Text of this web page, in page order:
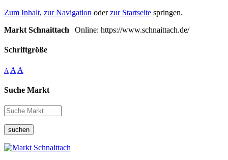
Zum Inhalt, zur Navigation oderzur Startseite springen.
Markt Schnaittach | Online: https://www.schnaittach.de/
Schriftgröße
A A A
Suche Markt
suchen